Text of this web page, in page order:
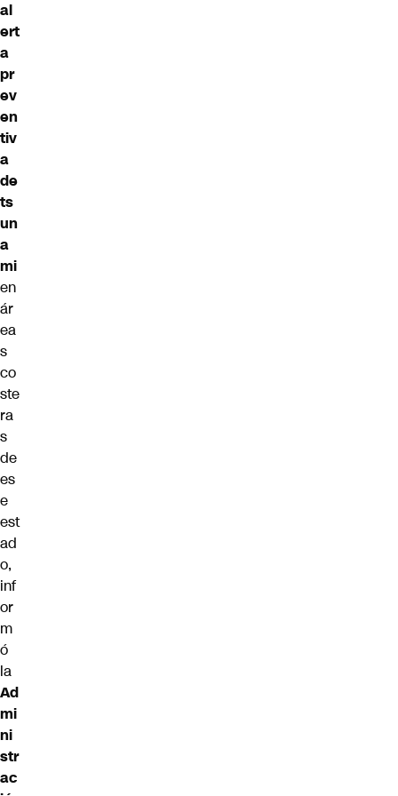
al
ert
a
pr
ev
en
tiv
a
de
ts
un
a
mi
en
ár
ea
s
co
ste
ra
s
de
es
e
est
ad
o,
inf
or
m
ó
la
Ad
mi
ni
str
ac